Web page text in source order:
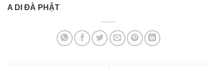
A DI ĐÀ PHẬT